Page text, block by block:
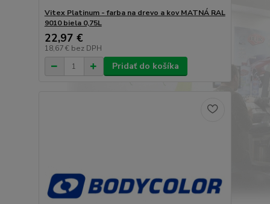
Vitex Platinum - farba na drevo a kov MATNÁ RAL
9010 biela 0,75L
22,97 €
18,67 € bez DPH
Pridať do košíka